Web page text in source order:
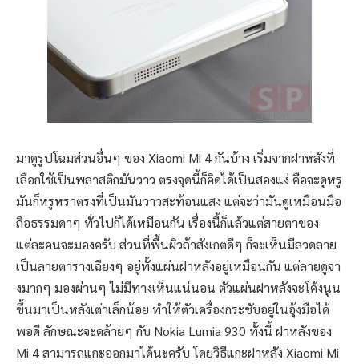
มาดูรูปโฉมส่วนอื่นๆ ของ Xiaomi Mi 4 กันบ้าง เริ่มจากฝาหลังที่
เลือกใช้เป็นพลาสติกมันวาว ตรงจุดนี้ก็คิดได้เป็นสองแง่ คือจะดูหรู
มันก็หรูหราตรงที่เป็นมันวาวสะท้อนแสง แต่จะว่ามันดูเหมือนมือ
ถือธรรมดาๆ ทั่วไปก็ได้เหมือนกัน เรื่องนี้ก็แล้วแต่สายตาของ
แต่ละคนจะมองครับ ส่วนที่พื้นผิวถ้าสังเกตดีๆ ก็จะเห็นมีลวดลาย
เป็นลายตารางเฉียงๆ อยู่ทั้งแผ่นฝาหลังอยู่เหมือนกัน แต่ลายดูจา
งมากๆ มองผ่านๆ ไม่มีทางเห็นแน่นอน ตัวแผ่นฝาหลังจะโค้งนูน
ขึ้นมาเป็นหลังเต่าเล็กน้อย ทำให้ตัวเครื่องกระชับอยู่ในอุ้งมือได้
พอดี ลักษณะจะคล้ายๆ กับ Nokia Lumia 930 ทั้งนี้ ฝาหลังของ
Mi 4 สามารถแกะออกมาได้นะครับ โดยวิธีแกะฝาหลัง Xiaomi Mi